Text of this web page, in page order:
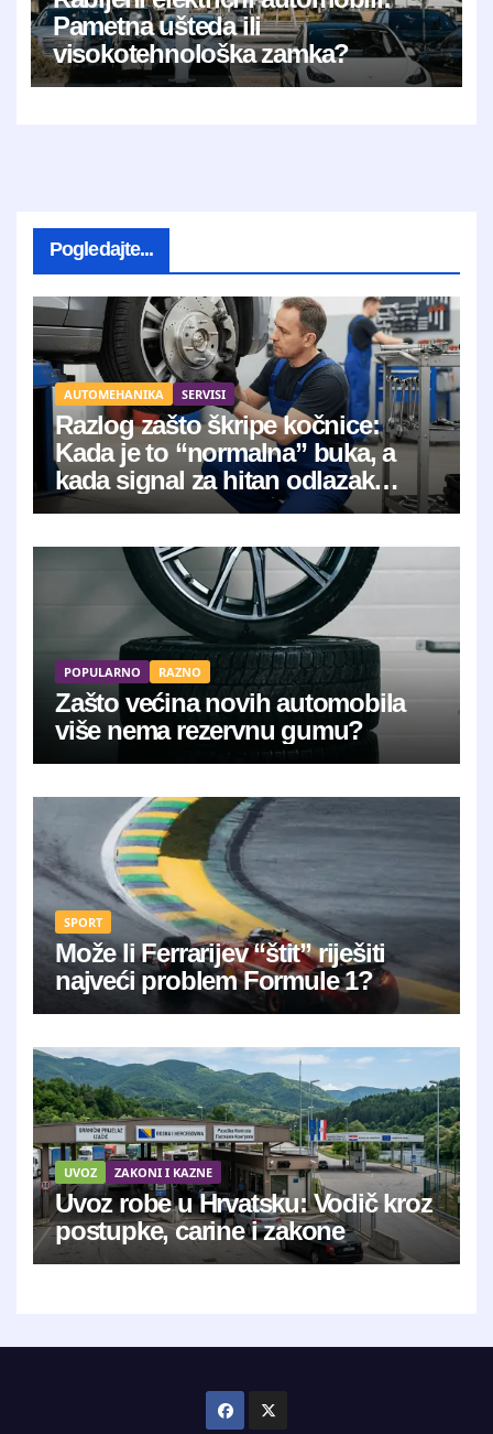
Pametna ušteda ili
visokotehnološka zamka?
Pogledajte...
AUTOMEHANIKA SERVISI
Razlog zašto škripe kočnice:
Kada je to “normalna” buka, a
kada signal za hitan odlazak
mehaničaru?
POPULARNO RAZNO
Zašto većina novih automobila
više nema rezervnu gumu?
SPORT
Može li Ferrarijev “štit” riješiti
najveći problem Formule 1?
UVOZ ZAKONI I KAZNE
Uvoz robe u Hrvatsku: Vodič kroz
postupke, carine i zakone